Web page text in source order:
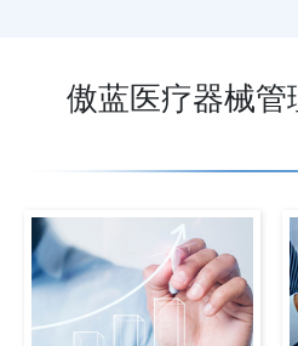
傲蓝医疗器械